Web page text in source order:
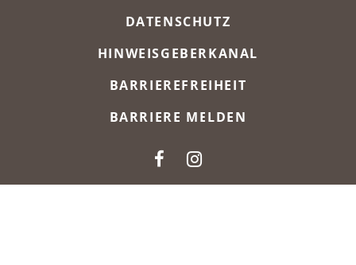
DATENSCHUTZ
HINWEISGEBERKANAL
BARRIEREFREIHEIT
BARRIERE MELDEN